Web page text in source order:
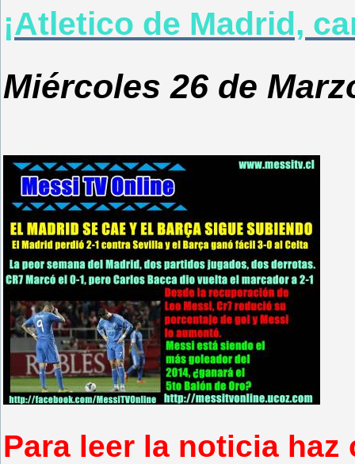
¡Atletico de Madrid,
Miércoles 26 de
Para leer la noticia haz